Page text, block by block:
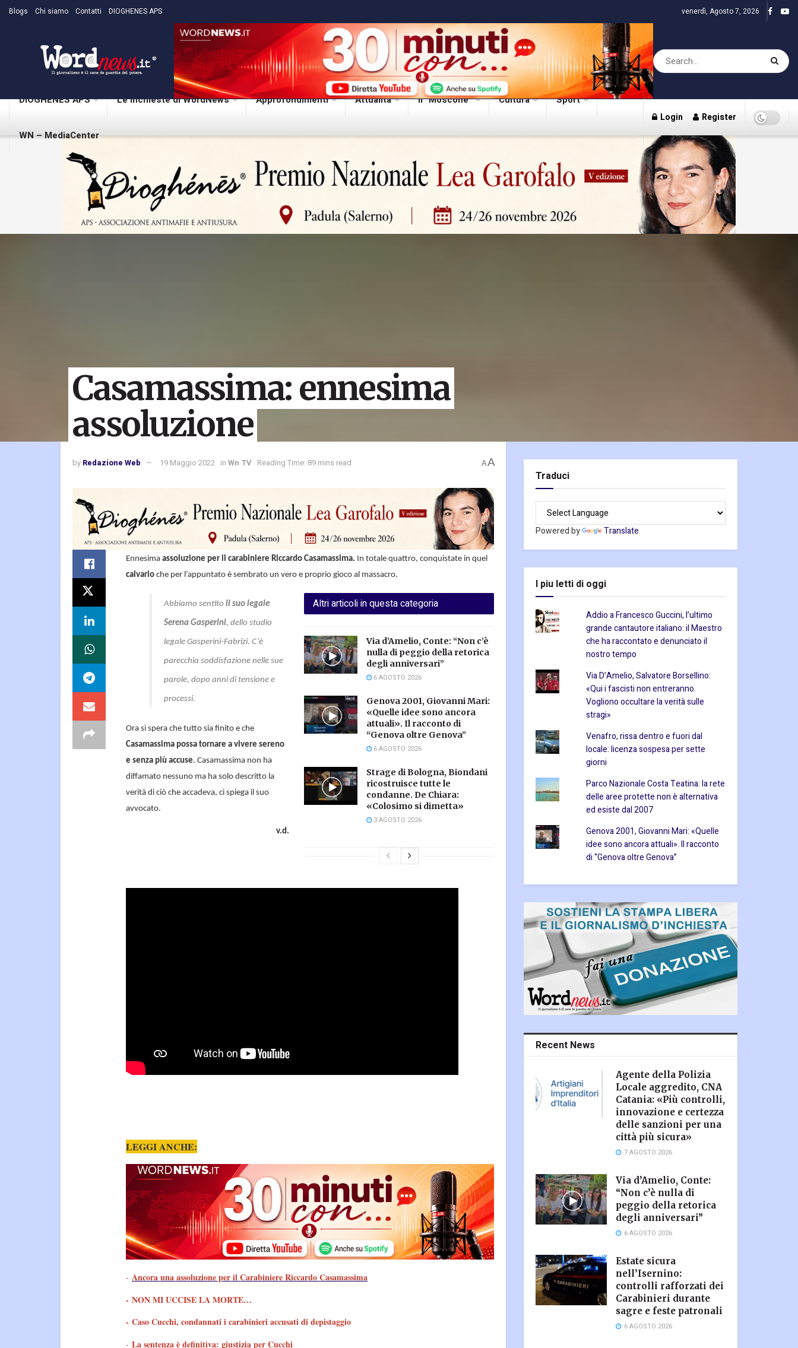
Blogs Chi siamo Contatti DIOGHENES APS venerdì, Agosto 7, 2026
DIOGHENES APS Le inchieste di WordNews Approfondimenti Attualità Il “Moscone” Cultura Sport
WN – MediaCenter
Login Register
Casamassima: ennesima
assoluzione
by Redazione Web 19 Maggio 2022 in Wn TV Reading Time: 89 mins read AA
Ennesima assoluzione per il carabiniere Riccardo Casamassima. In totale quattro, conquistate in quel
calvario che per l’appuntato è sembrato un vero e proprio gioco al massacro.
Altri articoli in questa categoria
Via d’Amelio, Conte: “Non c’è
nulla di peggio della retorica
degli anniversari”
6 AGOSTO 2026
Genova 2001, Giovanni Mari:
«Quelle idee sono ancora
attuali». Il racconto di
“Genova oltre Genova”
6 AGOSTO 2026
Strage di Bologna, Biondani
ricostruisce tutte le
condanne. De Chiara:
«Colosimo si dimetta»
3 AGOSTO 2026
Abbiamo sentito il suo legale
Serena Gasperini, dello studio
legale Gasperini-Fabrizi. C’è
parecchia soddisfazione nelle sue
parole, dopo anni di tensione e
processi.
Ora si spera che tutto sia finito e che
Casamassima possa tornare a vivere sereno
e senza più accuse. Casamassima non ha
diffamato nessuno ma ha solo descritto la
verità di ciò che accadeva, ci spiega il suo
avvocato.
v.d.
LEGGI ANCHE:
- Ancora una assoluzione per il Carabiniere Riccardo Casamassima
- NON MI UCCISE LA MORTE…
- Caso Cucchi, condannati i carabinieri accusati di depistaggio
- La sentenza è definitiva: giustizia per Cucchi
Traduci
Powered by Translate
I piu letti di oggi
Addio a Francesco Guccini, l’ultimo
grande cantautore italiano: il Maestro
che ha raccontato e denunciato il
nostro tempo
Via D’Amelio, Salvatore Borsellino:
«Qui i fascisti non entreranno.
Vogliono occultare la verità sulle
stragi»
Venafro, rissa dentro e fuori dal
locale: licenza sospesa per sette
giorni
Parco Nazionale Costa Teatina: la rete
delle aree protette non è alternativa
ed esiste dal 2007
Genova 2001, Giovanni Mari: «Quelle
idee sono ancora attuali». Il racconto
di “Genova oltre Genova”
Recent News
Agente della Polizia
Locale aggredito, CNA
Catania: «Più controlli,
innovazione e certezza
delle sanzioni per una
città più sicura»
7 AGOSTO 2026
Via d’Amelio, Conte:
“Non c’è nulla di
peggio della retorica
degli anniversari”
6 AGOSTO 2026
Estate sicura
nell’Isernino:
controlli rafforzati dei
Carabinieri durante
sagre e feste patronali
6 AGOSTO 2026